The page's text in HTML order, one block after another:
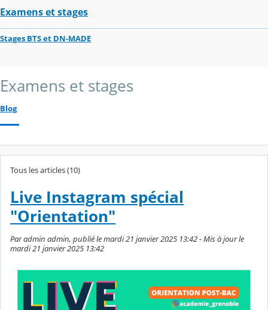
Examens et stages
Stages BTS et DN-MADE
Examens et stages
Blog
Tous les articles (10)
Live Instagram spécial
"Orientation"
Par admin admin, publié le mardi 21 janvier 2025 13:42 - Mis à jour le
mardi 21 janvier 2025 13:42